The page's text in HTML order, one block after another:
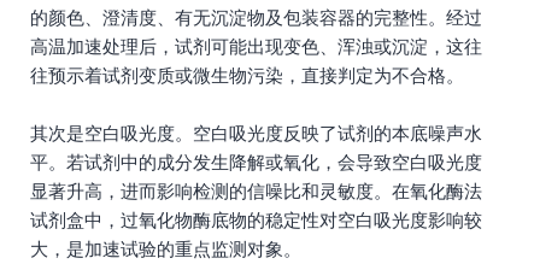
的颜色、澄清度、有无沉淀物及包装容器的完整性。经过
高温加速处理后，试剂可能出现变色、浑浊或沉淀，这往
往预示着试剂变质或微生物污染，直接判定为不合格。
其次是空白吸光度。空白吸光度反映了试剂的本底噪声水
平。若试剂中的成分发生降解或氧化，会导致空白吸光度
显著升高，进而影响检测的信噪比和灵敏度。在氧化酶法
试剂盒中，过氧化物酶底物的稳定性对空白吸光度影响较
大，是加速试验的重点监测对象。